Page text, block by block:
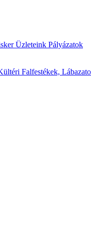
Üzleteink Pályázatok
Falfestékek,